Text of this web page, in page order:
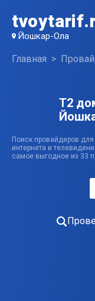
Йошкар-Ола
Главная
T2
Поиск провайдеров
интернета и
самое выгодное из 33